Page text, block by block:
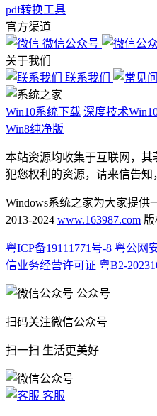
pdf转换工具
官方渠道
微信公众号
关于我们
联系我们
Win10系统下载 深度技术
Win8纯净版
本站资源均收集于互联网，
犯您权利的资源，请来信告知
Windows系统之家为大家提供
2013-2024 www.163987.com
粤ICP备19111771号-8 粤公网
信业务经营许可证 粤B2-
公众号
扫码关注微信公众号
扫一扫 生活更美好
客服